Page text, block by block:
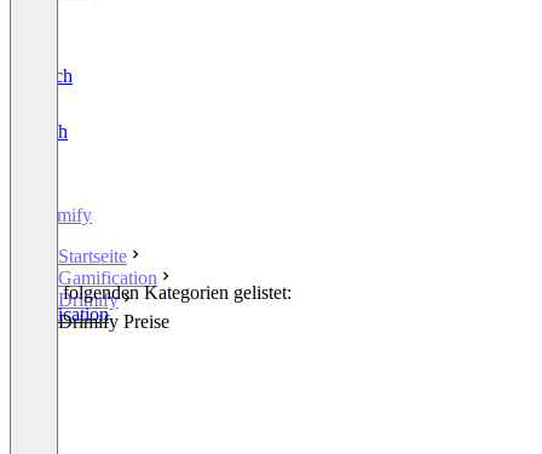
Deutsch
English
Drimify
Startseite
Gamification
Drimify
Drimify Preise
In den folgenden Kategorien gelistet:
Gamification